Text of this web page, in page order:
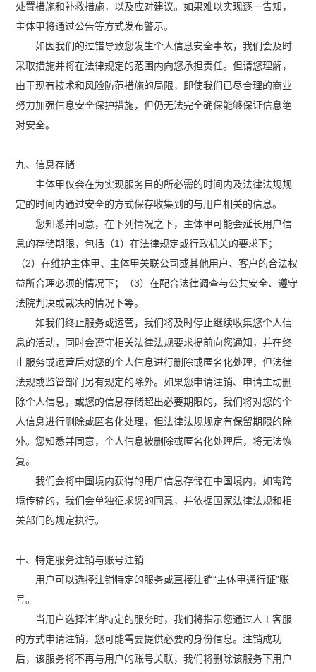
处置措施和补救措施，以及应对建议。如果难以实现逐一告知，
主体甲将通过公告等方式发布警示。
如因我们的过错导致您发生个人信息安全事故，我们会及时
采取措施并将在法律规定的范围内向您承担责任。但请您理解，
由于现有技术和风险防范措施的局限，即使我们已尽合理的商业
努力加强信息安全保护措施，但仍无法完全确保能够保证信息绝
对安全。
九、信息存储
主体甲仅会在为实现服务目的所必需的时间内及法律法规规
定的时间内通过安全的方式保存收集到的与用户相关的信息。
您知悉并同意，在下列情况之下，主体甲可能会延长用户信
息的存储期限，包括（1）在法律规定或行政机关的要求下；
（2）在维护主体甲、主体甲关联公司或其他用户、客户的合法权
益所合理必须的情况下；（3）在配合法律调查与公共安全、遵守
法院判决或裁决的情况下等。
如我们终止服务或运营，我们将及时停止继续收集您个人信
息的活动，同时会遵守相关法律法规要求提前向您通知，并在终
止服务或运营后对您的个人信息进行删除或匿名化处理，但法律
法规或监管部门另有规定的除外。如果您申请注销、申请主动删
除个人信息，或您的信息存储超出必要期限的，我们将对您的个
人信息进行删除或匿名化处理，但法律法规规定有保留期限的除
外。您知悉并同意，个人信息被删除或匿名化处理后，将无法恢
复。
我们会将中国境内获得的用户信息存储在中国境内，如需跨
境传输的，我们会单独征求您的同意，并依据国家法律法规和相
关部门的规定执行。
十、特定服务注销与账号注销
用户可以选择注销特定的服务或直接注销“主体甲通行证”账
号。
当用户选择注销特定的服务时，我们将指示您通过人工客服
的方式申请注销，您可能需要提供必要的身份信息。注销成功
后，该服务将不再与用户的账号关联，我们将删除该服务下用户